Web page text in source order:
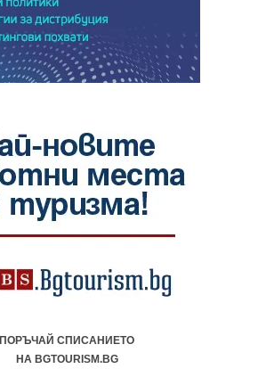
ПОРЪЧАЙ СПИСАНИЕТО
НА BGTOURISM.BG